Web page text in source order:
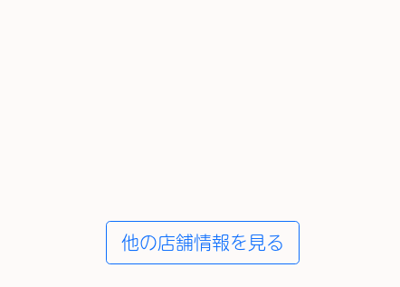
他の店舗情報を見る